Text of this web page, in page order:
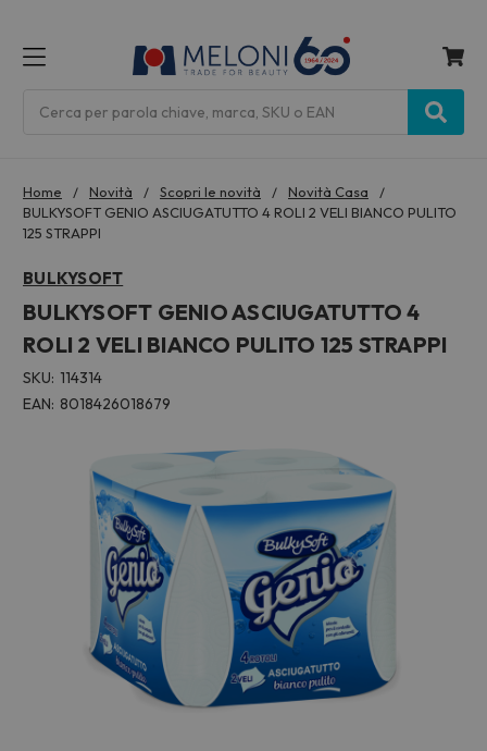
Home Novità Scopri le novità
Novità Casa
BULKYSOFT GENIO ASCIUGATUTTO 4 ROLI 2 VELI BIANCO PULITO
125 STRAPPI
BULKYSOFT
BULKYSOFT GENIO ASCIUGATUTTO 4
ROLI 2 VELI BIANCO PULITO 125 STRAPPI
SKU: 114314
EAN: 8018426018679